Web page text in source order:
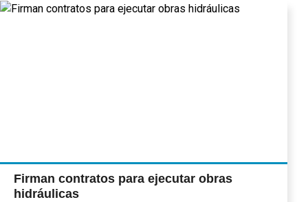
Firman contratos para ejecutar obras
hidráulicas